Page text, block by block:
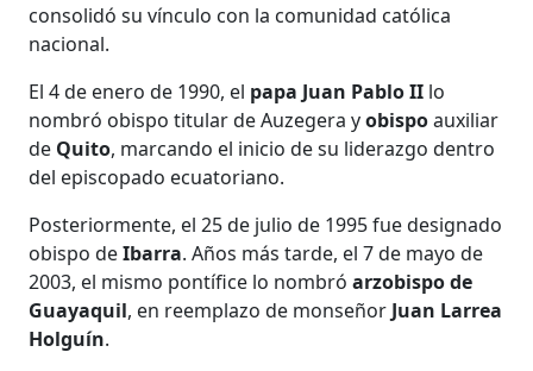
consolidó su vínculo con la comunidad católica
nacional.
El 4 de enero de 1990, el papa Juan Pablo II lo
nombró obispo titular de Auzegera yobispoauxiliar
de Quito, marcando el inicio de su liderazgo dentro
del episcopado ecuatoriano.
Posteriormente, el 25 de julio de 1995 fue designado
obispo deIbarra. Años más tarde, el 7 de mayo de
2003, el mismo pontífice lo nombróarzobispo de
Guayaquil, en reemplazo de monseñor Juan Larrea
Holguín.